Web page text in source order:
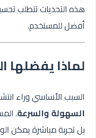
هذه التحديات تتطلب
أفضل للمستخدم.
لماذا
السبب الأساسي وراء
السهولة والسرعة.
بل تجربة مباشرة يمكن